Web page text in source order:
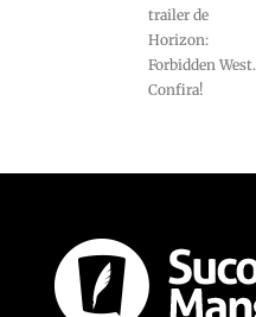
trailer de
Horizon:
Forbidden West.
Confira!